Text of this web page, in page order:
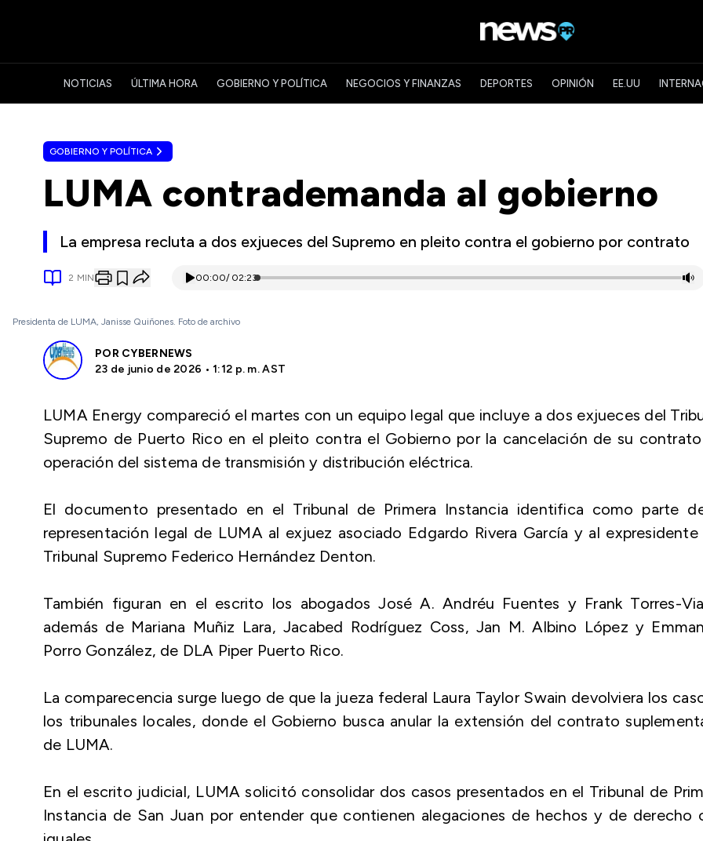
NOTICIAS ÚLTIMA HORA GOBIERNO Y POLÍTICA NEGOCIOS Y FINANZAS DEPORTES OPINIÓN EE.UU
GOBIERNO Y POLÍTICA
LUMA contrademanda al gobierno
La empresa recluta a dos exjueces del Supremo en pleito contra el gobierno por contrato
2 MIN 00:00/ 02:23
Presidenta de LUMA, Janisse Quiñones. Foto de archivo
POR CYBERNEWS
23 de junio de 2026 • 1:12 p. m. AST
LUMA Energy compareció el martes con un equipo legal que incluye a dos exjueces del
Supremo de Puerto Rico en el pleito contra el Gobierno por la cancelación de su
operación del sistema de transmisión y distribución eléctrica.
El documento presentado en el Tribunal de Primera Instancia identifica como parte
representación legal de LUMA al exjuez asociado Edgardo Rivera García y al expresidente
Tribunal Supremo Federico Hernández Denton.
También figuran en el escrito los abogados José A. Andréu Fuentes y Frank Torres-
además de Mariana Muñiz Lara, Jacabed Rodríguez Coss, Jan M. Albino López y
Porro González, de DLA Piper Puerto Rico.
La comparecencia surge luego de que la jueza federal Laura Taylor Swain devolviera los
los tribunales locales, donde el Gobierno busca anular la extensión del contrato
de LUMA.
En el escrito judicial, LUMA solicitó consolidar dos casos presentados en el Tribunal de
Instancia de San Juan por entender que contienen alegaciones de hechos y de derecho